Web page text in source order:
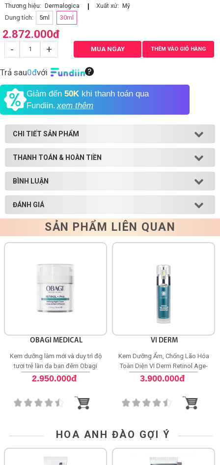
Shop All Brand A-
Z
Thương hiệu: Dermalogica Xuất xứ: Mỹ
Dung tích: 5ml 30ml
2.872.000đ
- + MUA NGAY THÊM VÀO GIỎ HÀNG
Trả sau0đvới
Giảm đến 50K khi thanh toán qua
Fundiin. xem thêm
CHI TIẾT SẢN PHẨM
THANH TOÁN & HOÀN TIỀN
BÌNH LUẬN
ĐÁNH GIÁ
SẢN PHẨM LIÊN QUAN
OBAGI MEDICAL
Kem dưỡng làm mới và duy trì độ
tươi trẻ làn da ban đêm Obagi
Medical Retinol + PHA
2.950.000đ
VI DERM
Kem Dưỡng Ẩm, Chống Lão Hóa
Toàn Diện VI Derm Retinol Age-
Defying Treatment Moisturizer
3.900.000đ
HOA ANH ĐÀO GỢI Ý